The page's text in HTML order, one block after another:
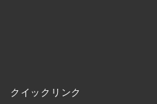
クイックリンク